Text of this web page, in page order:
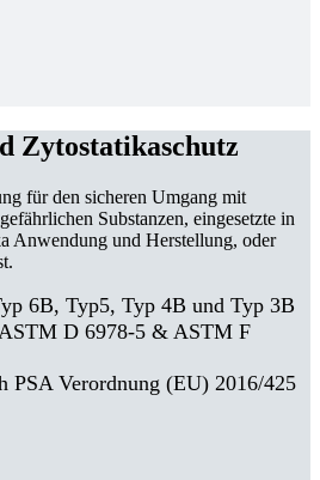
Zytostatikaschutz
für den sicheren Umgang mit
Substanzen, eingesetzte in
Anwendung und Herstellung, oder
6B, Typ5, Typ 4B und Typ 3B
ASTM D 6978-5 & ASTM F
PSA Verordnung (EU) 2016/425